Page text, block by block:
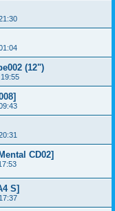
(12")
CD02]
S]